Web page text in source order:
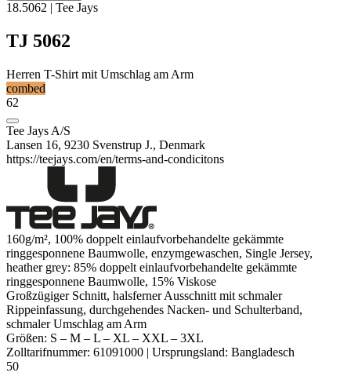
18.5062 | Tee Jays
TJ 5062
Herren T-Shirt mit Umschlag am Arm
combed
62
Tee Jays A/S
Lansen 16, 9230 Svenstrup J., Denmark
https://teejays.com/en/terms-and-condicitons
160g/m², 100% doppelt einlaufvorbehandelte gekämmte
ringgesponnene Baumwolle, enzymgewaschen, Single Jersey,
heathergrey: 85% doppelt einlaufvorbehandelte gekämmte
ringgesponnene Baumwolle, 15% Viskose
Großzügiger Schnitt, halsferner Ausschnitt mit schmaler
Rippeinfassung, durchgehendes Nacken- und Schulterband,
schmaler Umschlag am Arm
Größen: S – M – L – XL – XXL – 3XL
Zolltarifnummer: 61091000 | Ursprungsland: Bangladesch
50